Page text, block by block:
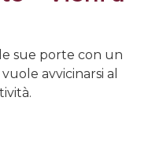
sue porte con un
avvicinarsi al